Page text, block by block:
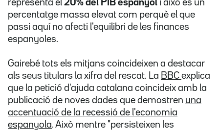
representa el 20% del PIB espanyol i això és un
percentatge massa elevat com perquè el que
passi aquí no afecti l'equilibri de les finances
espanyoles.
Gairebé tots els mitjans coincideixen a destacar
als seus titulars la xifra del rescat. La BBC explica
que la petició d'ajuda catalana coincideix amb la
publicació de noves dades que demostren una
accentuació de la recessió de l'economia
espanyola. Això mentre "persisteixen les